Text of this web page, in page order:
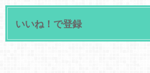
いいね！で登録